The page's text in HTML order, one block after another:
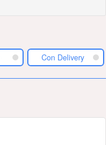
Con Delivery